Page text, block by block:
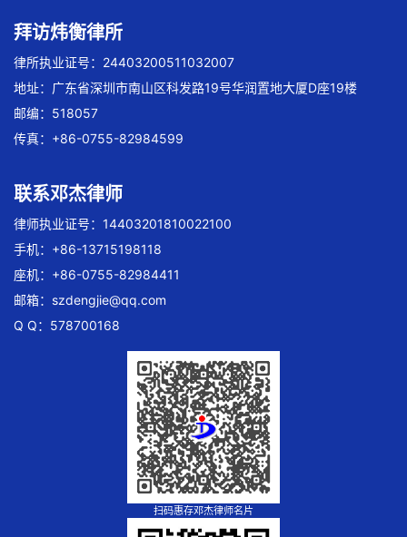
拜访炜衡律所
律所执业证号：24403200511032007
地址：广东省深圳市南山区科发路19号华润置地大厦D座19楼
邮编：518057
传真：+86-0755-82984599
联系邓杰律师
律师执业证号：14403201810022100
手机：+86-13715198118
座机：+86-0755-82984411
邮箱： szdengjie@qq.com
Q Q：578700168
扫码惠存邓杰律师名片